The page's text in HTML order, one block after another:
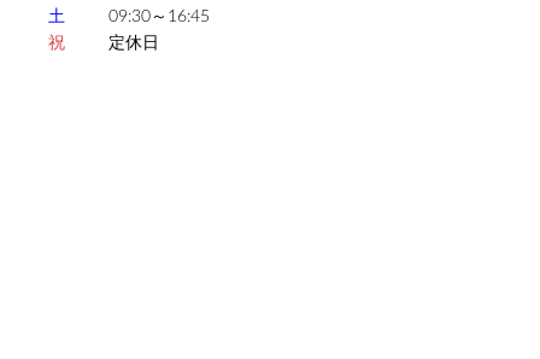
土
09:30～16:45
祝
定休日